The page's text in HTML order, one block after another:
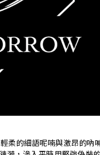
柔的細語呢喃與激昂的吶